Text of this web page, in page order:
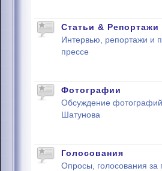
Статьи & Репортажи
Интервью, репортажи и
прессе
Фотографии
Обсуждение
Шатунова
Голосования
Опросы, голосования за